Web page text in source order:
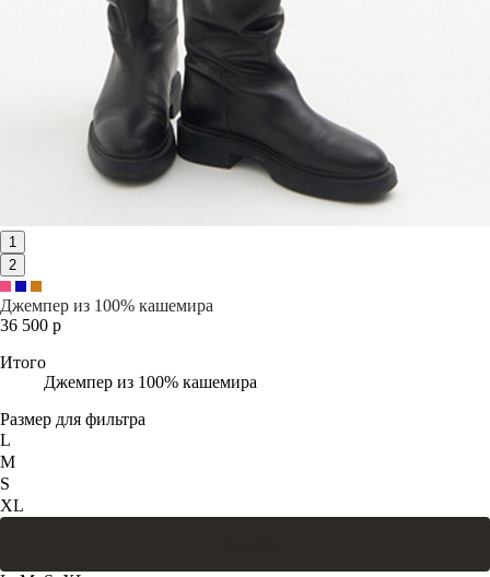
1
2
Джемпер из 100% кашемира
36 500 р
Итого
Джемпер из 100% кашемира
Размер для фильтра
L
M
S
XL